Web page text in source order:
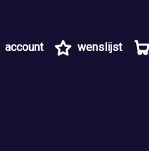
account wenslijst